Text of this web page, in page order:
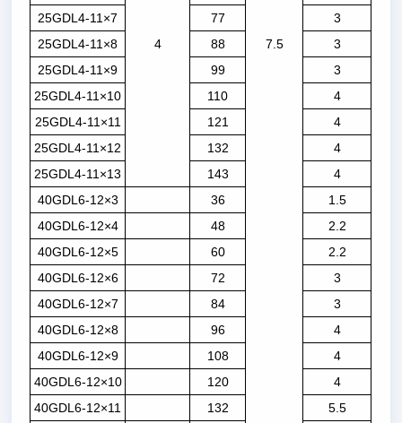
7.5
4
25GDL4-11×7
77
3
25GDL4-11×8
88
3
25GDL4-11×9
99
3
25GDL4-11×10
110
4
25GDL4-11×11
121
4
25GDL4-11×12
132
4
25GDL4-11×13
143
4
40GDL6-12×3
36
1.5
40GDL6-12×4
48
2.2
40GDL6-12×5
60
2.2
40GDL6-12×6
72
3
40GDL6-12×7
84
3
40GDL6-12×8
96
4
40GDL6-12×9
108
4
40GDL6-12×10
120
4
40GDL6-12×11
132
5.5